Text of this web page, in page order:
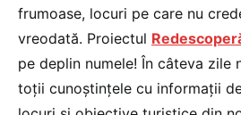
frumoase, locuri pe care nu
vreodată. Proiectul
pe deplin numele! În câteva zile
toții cunoștințele cu informații